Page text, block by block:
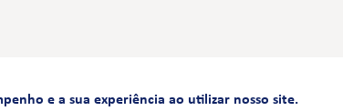
FALE CONOSCO
e a sua experiência ao utilizar nosso site.